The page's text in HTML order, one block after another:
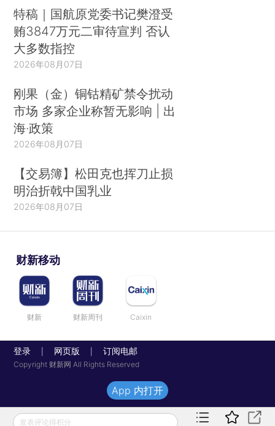
特稿｜国航原党委书记樊澄受
贿3847万元二审待宣判 否认
大多数指控
2026年08月07日
刚果（金）铜钴精矿禁令扰动
市场 多家企业称暂无影响 | 出
海·政策
2026年08月07日
【交易簿】松田克也挥刀止损
明治折戟中国乳业
2026年08月07日
财新移动
财新 财新周刊 Caixin
登录 网页版 订阅电邮
Copyright 财新网 All Rights Reserved
发表评论得积分
App 内打开